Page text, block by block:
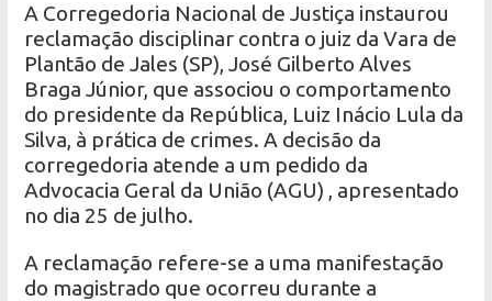
A Corregedoria Nacional de Justiça instaurou
reclamação disciplinar contra o juiz da Vara de
Plantão de Jales (SP), José Gilberto Alves
Braga Júnior, que associou o comportamento
do presidente da República, Luiz Inácio Lula da
Silva, à prática de crimes. A decisão da
corregedoria atende a um pedido da
Advocacia Geral da União (AGU) , apresentado
no dia 25 de julho.
A reclamação refere-se a uma manifestação
do magistrado que ocorreu durante a